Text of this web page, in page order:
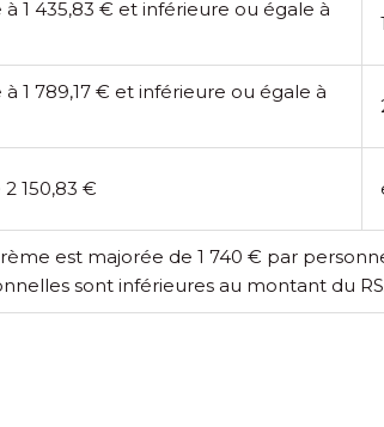
1 435,83 € et inférieure ou égale à
1 789,17 € et inférieure ou égale à
150,83 €
est majorée de 1 740 € par
sont inférieures au montant du